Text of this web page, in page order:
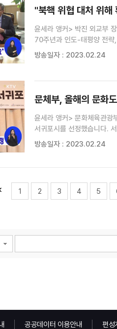
"북핵 위협 대처 위해
윤세라 앵커> 박진 외교부
70주년과 인도-태평양 전략
탄도미사일 발사 등 북한의
방송일자 : 2023.02.24
문체부, 올해의 문화
윤세라 앵커> 문화체육관광
서귀포시를 선정했습니다.
활용하는 '마을라운지' 47곳
방송일자 : 2023.02.24
1 2 3 4 5
공공데이터 이용안내 편성